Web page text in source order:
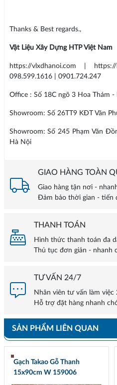
Thanks & Best regards.,
Vật Liệu Xây Dựng HTP Việt Nam
https://vlxdhanoi.com | https://
098.599.1616 | 0901.724.247
Office : Số 18C ngõ 3 Hoa Thám
Showroom: Số 26TT9 KĐT Văn
Showroom: Số 245 Phạm Văn
Hà Nội
GIAO HÀNG TOÀN
Giao hàng tận nơi -
Đảm bảo thời gian - tiến
THANH TOÁN
Hình thức thanh toán đa
Thủ tục đơn giản - nhanh
TƯ VẤN 24/7
Nhân viên tư vấn làm việc
Hỗ trợ đặt hàng nhanh
SẢN PHẨM LIÊN QUAN
Gạch Takao Gỗ Thanh
15x90cm W 159006